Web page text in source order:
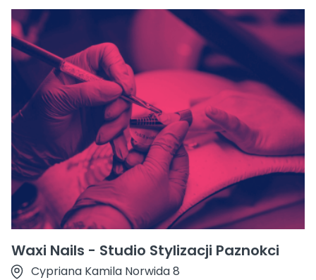
Waxi Nails - Studio Stylizacji Paznokci
Cypriana Kamila Norwida 8